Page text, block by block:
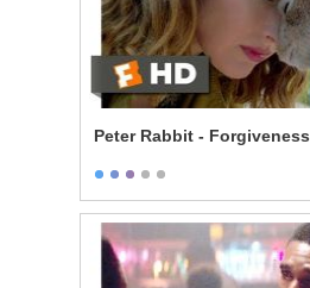
Peter Rabbit - Forgiveness